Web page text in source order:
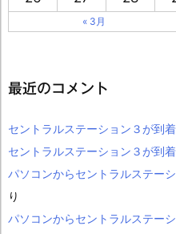
« 3月
最近のコメント
セントラルステーション３が到着
セントラルステーション３が到着
パソコンからセントラルステー
り
パソコンからセントラルステー